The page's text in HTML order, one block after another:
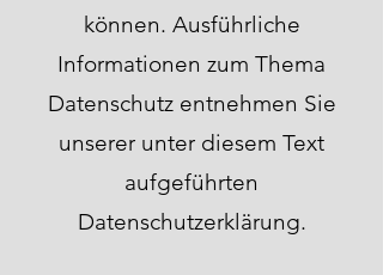
können. Ausführliche
Informationen zum Thema
Datenschutz entnehmen Sie
unserer unter diesem Text
aufgeführten
Datenschutzerklärung.